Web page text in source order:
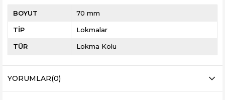
BOYUT 70 mm
TİP Lokmalar
TÜR Lokma Kolu
YORUMLAR(0)